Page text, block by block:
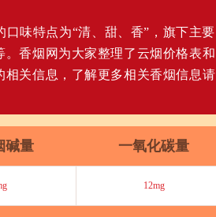
味特点为“清、甜、香”，旗下主要
香烟网为大家整理了云烟价格表和
关信息，了解更多相关香烟信息请
碱量 一氧化碳量
12mg